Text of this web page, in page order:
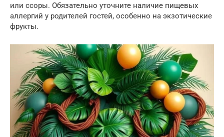
или ссоры. Обязательно уточните наличие пищевых
аллергий у родителей гостей, особенно на экзотические
фрукты.